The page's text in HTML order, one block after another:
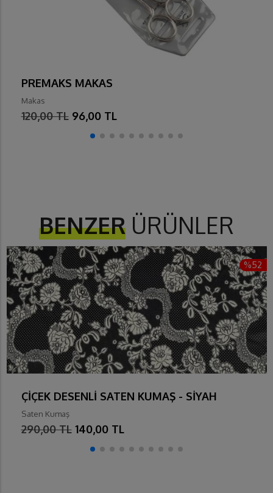
PREMAKS MAKAS
Makas
120,00 TL 96,00 TL
BENZER ÜRÜNLER
%52
ÇİÇEK DESENLİ SATEN KUMAŞ - SİYAH
Saten Kumaş
290,00 TL 140,00 TL